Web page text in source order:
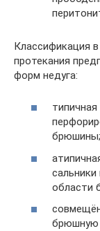
Классификация
протекания
форм недуга:
брюшины;
сальники
области
брюшную